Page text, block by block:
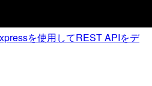
を使用してREST APIをデ